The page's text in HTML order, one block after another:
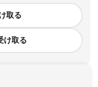
取る
け取る